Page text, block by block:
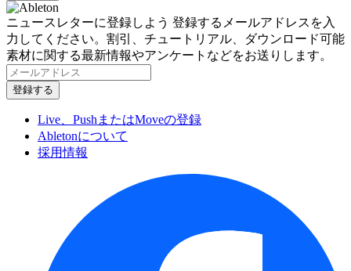
ニュースレターに登録しよう 登録するメールアドレスを入
力してください。割引、チュートリアル、ダウンロード可能
素材に関する最新情報やアンケートなどをお送りします。
Live、PushまたはMoveの登録
Abletonについて
採用情報